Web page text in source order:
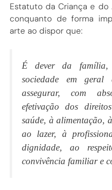
Estatuto da Criança e do
conquanto de forma
arte ao dispor que:
É dever da família,
sociedade em
assegurar, com
efetivação dos
saúde, à alimentação,
ao lazer, à
dignidade, ao
convivência familiar e